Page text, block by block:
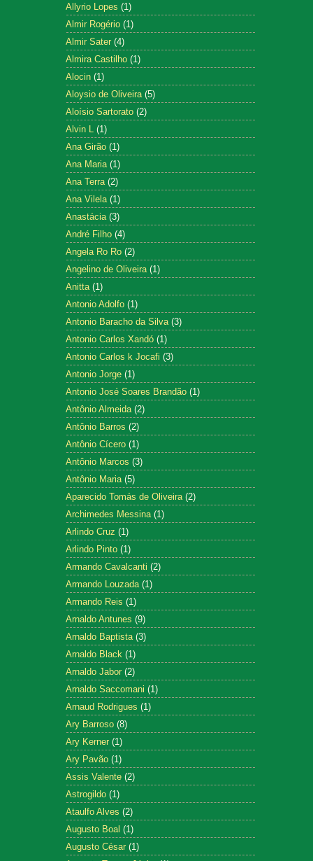
Allyrio Lopes (1)
Almir Rogério (1)
Almir Sater (4)
Almira Castilho (1)
Alocin (1)
Aloysio de Oliveira (5)
Aloísio Sartorato (2)
Alvin L (1)
Ana Girão (1)
Ana Maria (1)
Ana Terra (2)
Ana Vilela (1)
Anastácia (3)
André Filho (4)
Angela Ro Ro (2)
Angelino de Oliveira (1)
Anitta (1)
Antonio Adolfo (1)
Antonio Baracho da Silva (3)
Antonio Carlos Xandó (1)
Antonio Carlos k Jocafi (3)
Antonio Jorge (1)
Antonio José Soares Brandão (1)
Antônio Almeida (2)
Antônio Barros (2)
Antônio Cícero (1)
Antônio Marcos (3)
Antônio Maria (5)
Aparecido Tomás de Oliveira (2)
Archimedes Messina (1)
Arlindo Cruz (1)
Arlindo Pinto (1)
Armando Cavalcanti (2)
Armando Louzada (1)
Armando Reis (1)
Arnaldo Antunes (9)
Arnaldo Baptista (3)
Arnaldo Black (1)
Arnaldo Jabor (2)
Arnaldo Saccomani (1)
Arnaud Rodrigues (1)
Ary Barroso (8)
Ary Kerner (1)
Ary Pavão (1)
Assis Valente (2)
Astrogildo (1)
Ataulfo Alves (2)
Augusto Boal (1)
Augusto César (1)